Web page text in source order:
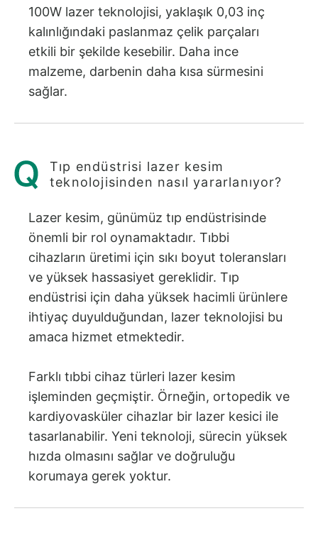
100W lazer teknolojisi, yaklaşık 0,03 inç
kalınlığındaki paslanmaz çelik parçaları
etkili bir şekilde kesebilir. Daha ince
malzeme, darbenin daha kısa sürmesini
sağlar.
Tıp endüstrisi lazer kesim
teknolojisinden nasıl yararlanıyor?
Lazer kesim, günümüz tıp endüstrisinde
önemli bir rol oynamaktadır. Tıbbi
cihazların üretimi için sıkı boyut toleransları
ve yüksek hassasiyet gereklidir. Tıp
endüstrisi için daha yüksek hacimli ürünlere
ihtiyaç duyulduğundan, lazer teknolojisi bu
amaca hizmet etmektedir.
Farklı tıbbi cihaz türleri lazer kesim
işleminden geçmiştir. Örneğin, ortopedik ve
kardiyovasküler cihazlar bir lazer kesici ile
tasarlanabilir. Yeni teknoloji, sürecin yüksek
hızda olmasını sağlar ve doğruluğu
korumaya gerek yoktur.